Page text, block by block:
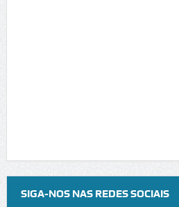
SIGA-NOS NAS REDES SOCIAIS